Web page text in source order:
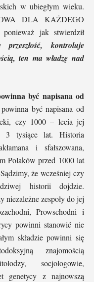
w ubiegłym wieku.
DLA KAŻDEGO
jak stwierdził
kontroluje
ten ma władzę nad
być napisana od
być napisana od
czy 1000 – lecia jej
3 tysiące lat. Historia
i sfałszowana,
Polaków przed 1000 lat
że wcześniej czy
historii dojdzie.
niezależne zespoły do jej
Prowschodni i
powinni stanowić nie
składzie powinni się
znajomością
socjologowie,
genetycy z najnowszą